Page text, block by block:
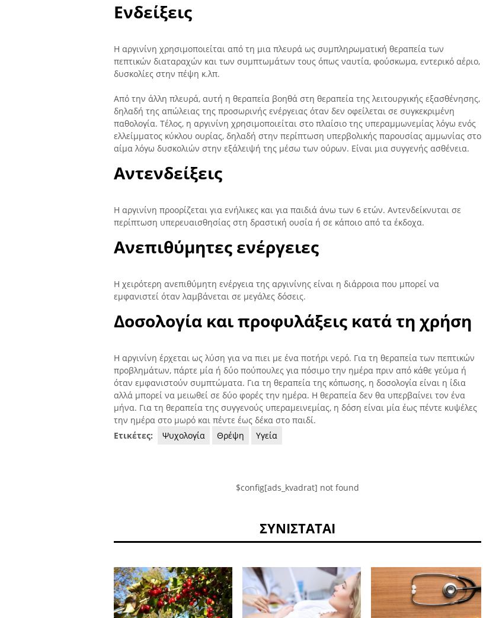
Ενδείξεις
Η αργινίνη χρησιμοποιείται από τη μια πλευρά ως συμπληρωματική θεραπεία των
πεπτικών διαταραχών και των συμπτωμάτων τους όπως ναυτία, φούσκωμα, εντερικό αέριο,
δυσκολίες στην πέψη κ.λπ.
Από την άλλη πλευρά, αυτή η θεραπεία βοηθά στη θεραπεία της λειτουργικής εξασθένησης,
δηλαδή της απώλειας της προσωρινής ενέργειας όταν δεν οφείλεται σε συγκεκριμένη
παθολογία. Τέλος, η αργινίνη χρησιμοποιείται στο πλαίσιο της υπεραμμωνεμίας λόγω ενός
ελλείμματος κύκλου ουρίας, δηλαδή στην περίπτωση υπερβολικής παρουσίας αμμωνίας στο
αίμα λόγω δυσκολιών στην εξάλειψή της μέσω των ούρων. Είναι μια συγγενής ασθένεια.
Αντενδείξεις
Η αργινίνη προορίζεται για ενήλικες και για παιδιά άνω των 6 ετών. Αντενδείκνυται σε
περίπτωση υπερευαισθησίας στη δραστική ουσία ή σε κάποιο από τα έκδοχα.
Ανεπιθύμητες ενέργειες
Η χειρότερη ανεπιθύμητη ενέργεια της αργινίνης είναι η διάρροια που μπορεί να
εμφανιστεί όταν λαμβάνεται σε μεγάλες δόσεις.
Δοσολογία και προφυλάξεις κατά τη χρήση
Η αργινίνη έρχεται ως λύση για να πιει με ένα ποτήρι νερό. Για τη θεραπεία των πεπτικών
προβλημάτων, πάρτε μία ή δύο πούπουλες για πόσιμο την ημέρα πριν από κάθε γεύμα ή
όταν εμφανιστούν συμπτώματα. Για τη θεραπεία της κόπωσης, η δοσολογία είναι η ίδια
αλλά μπορεί να μειωθεί σε δύο φορές την ημέρα. Η θεραπεία δεν θα υπερβαίνει τον ένα
μήνα. Για τη θεραπεία της συγγενούς υπεραμεινεμίας, η δόση είναι μία έως πέντε κυψέλες
την ημέρα στο μωρό και πέντε έως δέκα στο παιδί.
Ετικέτες:
Ψυχολογία Θρέψη Υγεία
$config[ads_kvadrat] not found
ΣΥΝΙΣΤΆΤΑΙ